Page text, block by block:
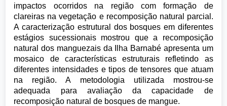
impactos ocorridos na região com formação de
clareiras na vegetação e recomposição natural parcial.
A caracterização estrutural dos bosques em diferentes
estágios sucessionais mostrou que a recomposição
natural dos manguezais da Ilha Barnabé apresenta um
mosaico de características estruturais refletindo as
diferentes intensidades e tipos de tensores que atuam
na região. A metodologia utilizada mostrou-se
adequada para avaliação da capacidade de
recomposição natural de bosques de mangue.